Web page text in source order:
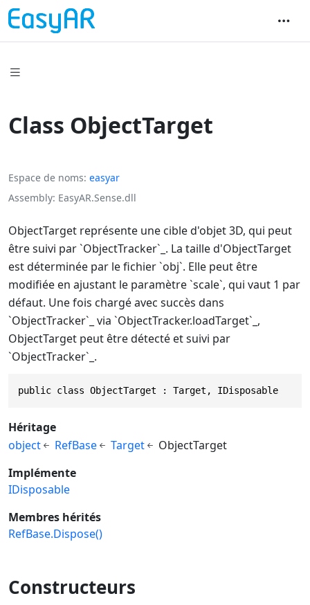
Class ObjectTarget
Espace de noms easyar
Assembly EasyAR.Sense.dll
ObjectTarget représente une cible d'objet 3D, qui peut
être suivi par `ObjectTracker`_. La taille d'ObjectTarget
est déterminée par le fichier `obj`. Elle peut être
modifiée en ajustant le paramètre `scale`, qui vaut 1 par
défaut. Une fois chargé avec succès dans
`ObjectTracker`_ via `ObjectTracker.loadTarget`_,
ObjectTarget peut être détecté et suivi par
`ObjectTracker`_.
public class ObjectTarget : Target, IDisposable
Héritage
object
RefBase Target
ObjectTarget
Implémente
IDisposable
Membres hérités
RefBase.Dispose()
Constructeurs